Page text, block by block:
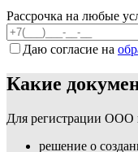
Рассрочка на любые
Даю согласие на
Какие
Для регистрации ООО
решение о